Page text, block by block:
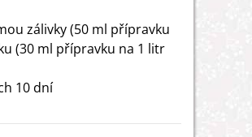
zálivky (50 ml přípravku
(30 ml přípravku na 1 litr
10 dní